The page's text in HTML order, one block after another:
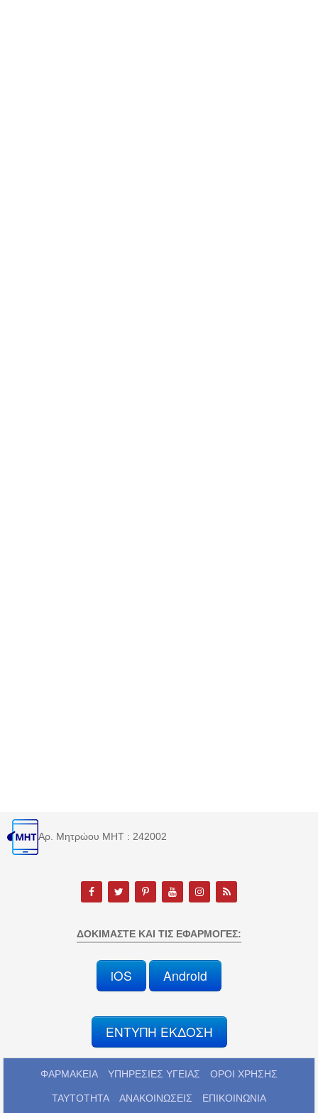
Αρ. Μητρώου MHT : 242002
ΔΟΚΙΜΆΣΤΕ ΚΑΙ ΤΙΣ ΕΦΑΡΜΟΓΈΣ:
iOS Android
ΕΝΤΥΠΗ ΕΚΔΟΣΗ
ΦΑΡΜΑΚΕΙΑ ΥΠΗΡΕΣΙΕΣ ΥΓΕΙΑΣ ΟΡΟΙ ΧΡΗΣΗΣ
ΤΑΥΤΟΤΗΤΑ ΑΝΑΚΟΙΝΩΣΕΙΣ ΕΠΙΚΟΙΝΩΝΙΑ